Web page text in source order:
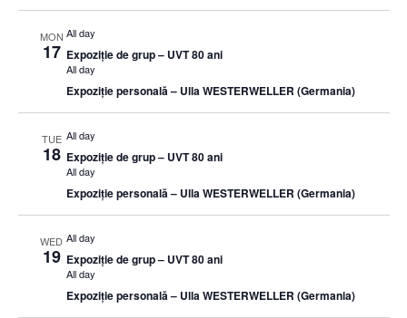
MON
17
All day
Expoziție de grup – UVT 80 ani
All day
Expoziție personală – Ulla WESTERWELLER (Germania)
TUE
18
All day
Expoziție de grup – UVT 80 ani
All day
Expoziție personală – Ulla WESTERWELLER (Germania)
WED
19
All day
Expoziție de grup – UVT 80 ani
All day
Expoziție personală – Ulla WESTERWELLER (Germania)